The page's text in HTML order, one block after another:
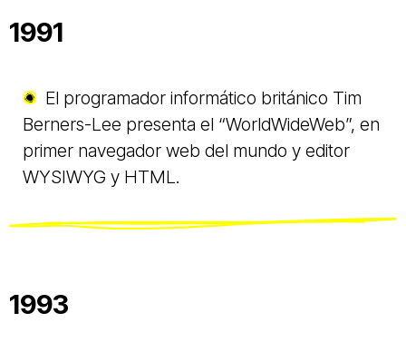
1991
El programador informático británico Tim
Berners-Lee presenta el “WorldWideWeb”, en
primer navegador web del mundo y editor
WYSIWYG y HTML.
1993